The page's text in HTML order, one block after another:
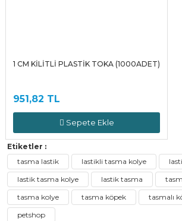
1 CM KİLİTLİ PLASTİK TOKA (1000ADET)
951,82 TL
Sepete Ekle
Etiketler :
tasma lastik
lastikli tasma kolye
lastik tasma kolye
lastik tasma
tasma kolye
tasma köpek
tasmalı
petshop